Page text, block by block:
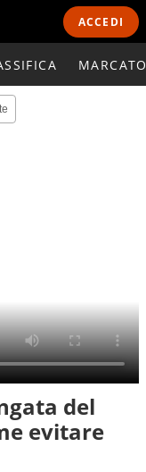
ACCEDI
del
evitare